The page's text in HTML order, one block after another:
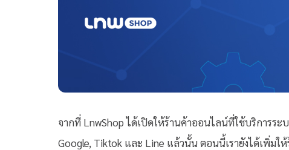
จากที่ LnwShop ได้เปิดให้ร้านค้าออนไลน์ที่ใช้บริการระ
Google, Tiktok และ Line แล้วนั้น ตอนนี้เรายังได้เพิ่ม